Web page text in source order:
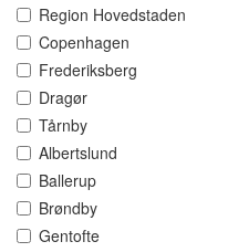
Region Hovedstaden
Copenhagen
Frederiksberg
Dragør
Tårnby
Albertslund
Ballerup
Brøndby
Gentofte